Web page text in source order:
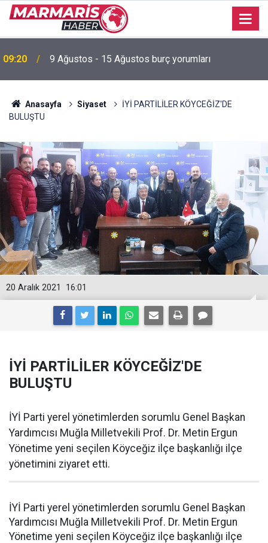
09:20 9 Ağustos - 15 Ağustos burç yorumları
Anasayfa Siyaset
İYİ PARTİLİLER KÖYCEĞİZ'DE
BULUŞTU
16:01
20 Aralık 2021
İYİ PARTİLİLER KÖYCEĞİZ'DE
BULUŞTU
İYİ Parti yerel yönetimlerden sorumlu Genel Başkan
Yardımcısı Muğla Milletvekili Prof. Dr. Metin Ergun
Yönetime yeni seçilen Köyceğiz ilçe başkanlığı ilçe
yönetimini ziyaret etti.
İYİ Parti yerel yönetimlerden sorumlu Genel Başkan
Yardımcısı Muğla Milletvekili Prof. Dr. Metin Ergun
Yönetime yeni seçilen Köyceğiz ilçe başkanlığı ilçe